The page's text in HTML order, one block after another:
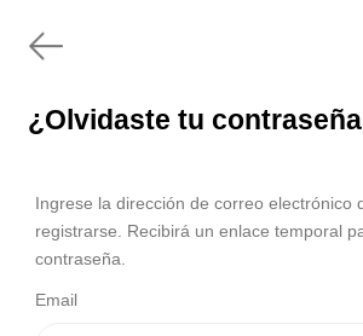
¿Olvidaste tu
Ingrese la dirección de correo electrónico
registrarse. Recibirá un enlace temporal
contraseña.
Email